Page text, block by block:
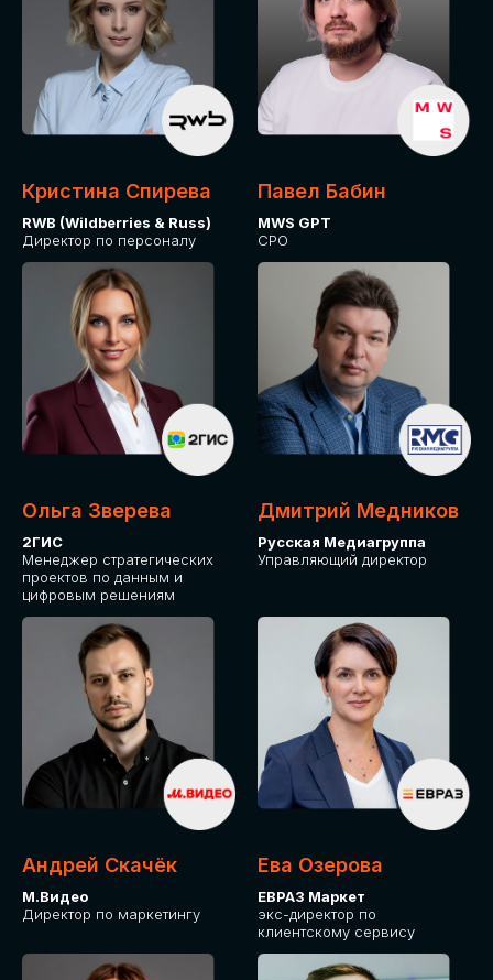
Кристина Спирева
RWB (Wildberries & Russ)
Директор по персоналу
Павел Бабин
MWS GPT
CPO
Ольга Зверева
2ГИС
Менеджер стратегических
проектов по данным и
цифровым решениям
Дмитрий Медников
Русская Медиагруппа
Управляющий директор
Андрей Скачёк
М.Видео
Директор по маркетингу
Ева Озерова
ЕВРАЗ Маркет
экс-директор по
клиентскому сервису